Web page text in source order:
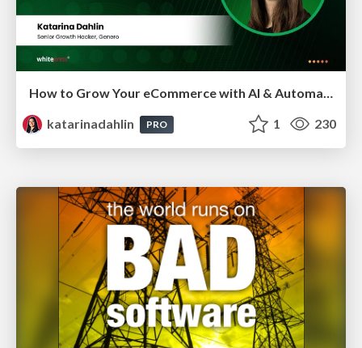
How to Grow Your eCommerce with AI & Automation
katarinadahlin
PRO 1 230